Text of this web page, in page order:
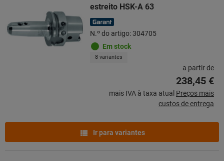
estreito HSK-A 63
N.º do artigo: 304705
Em stock
8 variantes
a partir de
238,45 €
mais IVA à taxa atual Preços mais
custos de entrega
Ir para variantes